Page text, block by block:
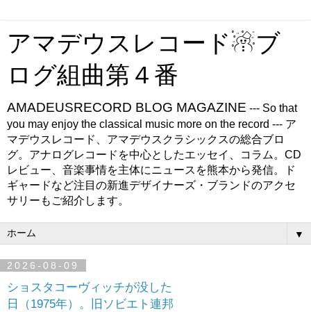
アマデウスレコード☃ブ
ログ組曲第４番
AMADEUSRECORD BLOG MAGAZINE --- So that
you may enjoy the classical music more on the record --- ア
マデウスレコード、アマデウスクラシックスの総合ブロ
グ。アナログレコードを中心としたエッセイ、コラム。CD
レビュー、音楽事情を主体にニュースを熊本から発信。ド
ギャードなど注目の新進デザイナーズ・ブランドのアクセ
サリーもご紹介します。
▼
2026-08-09
ショスタコーヴィッチが没した
日（1975年）。旧ソビエト連邦